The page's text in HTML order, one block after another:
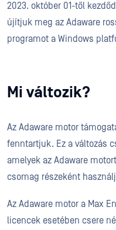
2023. október 01-től
újítjuk meg az Adaware
programot a Windows
Mi változik?
Az Adaware motor
fenntartjuk. Ez a változás
amelyek az Adaware
csomag részeként
Az Adaware motor a Max
licencek esetében csere